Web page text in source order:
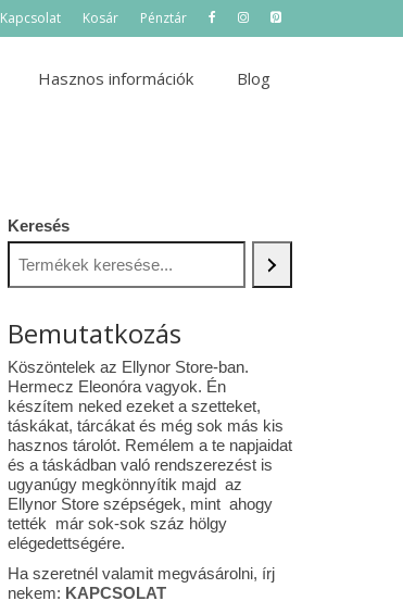
Kapcsolat Kosár Pénztár
Hasznos információk Blog
Keresés
Bemutatkozás
Köszöntelek az Ellynor Store-ban.
Hermecz Eleonóra vagyok. Én
készítem neked ezeket a szetteket,
táskákat, tárcákat és még sok más kis
hasznos tárolót. Remélem a te napjaidat
és a táskádban való rendszerezést is
ugyanúgy megkönnyítik majd az
Ellynor Store szépségek, mint ahogy
tették már sok-sok száz hölgy
elégedettségére.
Ha szeretnél valamit megvásárolni, írj
nekem: KAPCSOLAT